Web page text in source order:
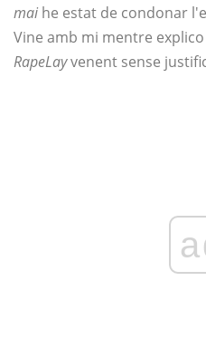
mai he estat de condonar
Vine amb mi mentre
RapeLayvenent sense